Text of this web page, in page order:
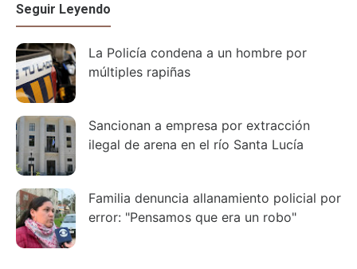
Seguir Leyendo
La Policía condena a un hombre por
múltiples rapiñas
Sancionan a empresa por extracción
ilegal de arena en el río Santa Lucía
Familia denuncia allanamiento policial por
error: "Pensamos que era un robo"